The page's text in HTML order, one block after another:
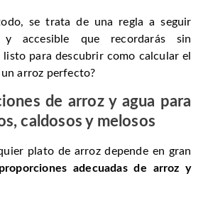
se trata de una regla a seguir
accesible que recordarás sin
listo para descubrir como calcular el
arroz perfecto?
de arroz y agua para
caldosos y melosos
plato de arroz depende en gran
proporciones adecuadas de arroz y